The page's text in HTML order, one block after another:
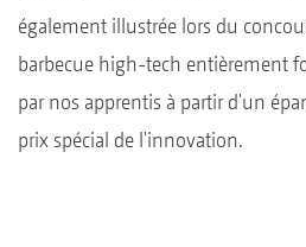
également illustrée lors du
barbecue high-tech entièrement
par nos apprentis à partir d'un
prix spécial de l'innovation.